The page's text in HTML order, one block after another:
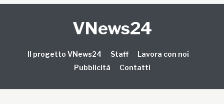
VNews24
Il progetto VNews24 Staff
Lavora con noi
Pubblicità
Contatti